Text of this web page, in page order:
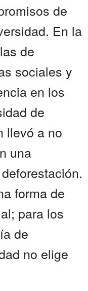
de
En la
de
sociales y
en los
de
llevó a no
una
forma de
para los
de
no elige